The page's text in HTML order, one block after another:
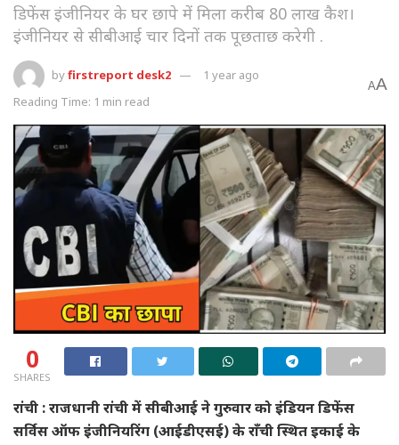
डिफेंस इंजीनियर के घर छापे में मिला करीब 80 लाख कैश।
इंजीनियर से सीबीआई चार दिनों तक पूछताछ करेगी .
byfirstreport desk2
1 year ago
Reading Time: 1 min read
AA
0
SHARES
रांची : राजधानी रांची में सीबीआई ने गुरुवार को इंडियन डिफेंस
सर्विस ऑफ इंजीनियरिंग (आईडीएसई) के राँची स्थित इकाई के